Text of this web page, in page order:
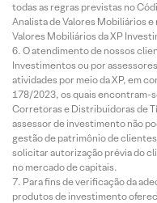
todas as regras previstas no
Analista de Valores Mobiliários
Valores Mobiliários da XP
O atendimento de nossos
Investimentos ou por
atividades por meio da XP, em
178/2023, os quais encontram-
Corretoras e Distribuidoras de
assessor de investimento não
gestão de patrimônio de
solicitar autorização prévia do
no mercado de capitais.
Para fins de verificação da
produtos de investimento